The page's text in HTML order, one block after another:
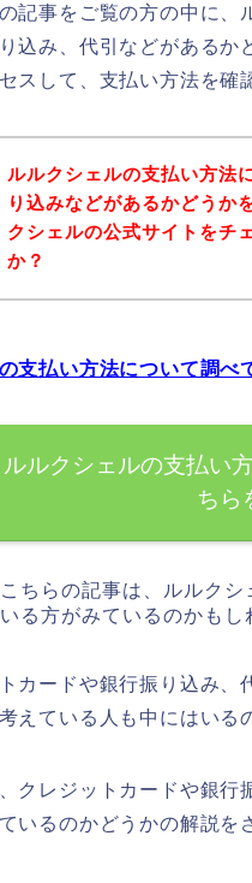
記事をご覧の方の中に、
込み、代引などがある
スして、支払い方法を確
ルルクシェルの支払い方法
り込みなどがあるかどうか
クシェルの公式サイトをチ
か？
支払い方法について調べ
ルルクシェルの支払い
ちら
ちらの記事は、ルルク
る方がみているのかもし
カードや銀行振り込み
えている人も中にはいる
クレジットカードや銀
いるのかどうかの解説を